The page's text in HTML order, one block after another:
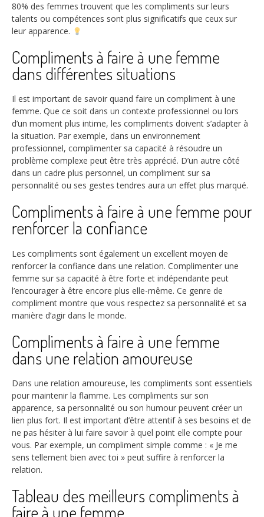
80% des femmes trouvent que les compliments sur leurs
talents ou compétences sont plus significatifs que ceux sur
leur apparence.
Compliments à faire à une femme
dans différentes situations
Il est important de savoir quand faire un compliment à une
femme. Que ce soit dans un contexte professionnel ou lors
d’un moment plus intime, les compliments doivent s’adapter à
la situation. Par exemple, dans un environnement
professionnel, complimenter sa capacité à résoudre un
problème complexe peut être très apprécié. D’un autre côté
dans un cadre plus personnel, un compliment sur sa
personnalité ou ses gestes tendres aura un effet plus marqué.
Compliments à faire à une femme pour
renforcer la confiance
Les compliments sont également un excellent moyen de
renforcer la confiance dans une relation. Complimenter une
femme sur sa capacité à être forte et indépendante peut
l’encourager à être encore plus elle-même. Ce genre de
compliment montre que vous respectez sa personnalité et sa
manière d’agir dans le monde.
Compliments à faire à une femme
dans une relation amoureuse
Dans une relation amoureuse, les compliments sont essentiels
pour maintenir la flamme. Les compliments sur son
apparence, sa personnalité ou son humour peuvent créer un
lien plus fort. Il est important d’être attentif à ses besoins et de
ne pas hésiter à lui faire savoir à quel point elle compte pour
vous. Par exemple, un compliment simple comme : « Je me
sens tellement bien avec toi » peut suffire à renforcer la
relation.
Tableau des meilleurs compliments à
faire à une femme